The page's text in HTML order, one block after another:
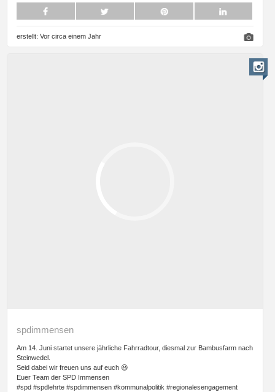
erstellt: Vor circa einem Jahr
spdimmensen
Am 14. Juni startet unsere jährliche Fahrradtour, diesmal zur Bambusfarm nach
Steinwedel.
Seid dabei wir freuen uns auf euch 😃
Euer Team der SPD Immensen
#spd #spdlehrte #spdimmensen #kommunalpolitik #regionalesengagement